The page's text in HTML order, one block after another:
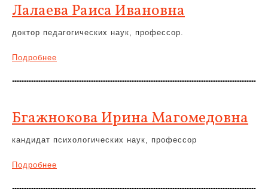
Лалаева Раиса Ивановна
доктор педагогических наук, профессор.
Подробнее
Бгажнокова Ирина Магомедовна
кандидат психологических наук, профессор
Подробнее